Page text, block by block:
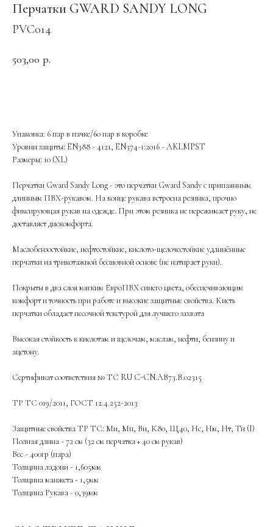
Перчатки GWARD SANDY LONG
PVC014
503,00 р.
Упаковка: 6 пар в пачке/60 пар в коробке
Уровни защиты: EN388 - 4121, EN374-1:2016 - AKLMPST
Размеры: 10 (XL)
Перчатки Gward Sandy Long - это перчатки Gward Sandy с припаянным
длинным ПВХ-рукавом. На конце рукава встроена резинка, прочно
фиксирующая рукав на одежде. При этом резинка не пережимает руку, не
доставляет дискомфорта.
Маслобензостойкие, нефтестойкие, кислото-щелочестойкие удлинённые
перчатки на трикотажной бесшовной основе (не натирает руки).
Покрыты в два слоя мягким ЕвроПВХ синего цвета, обеспечивающим
комфорт и точность при работе и высокие защитные свойства. Кисть
перчатки обладает песочной текстурой для лучшего захвата
Высокая стойкость к кислотам и щелочам, маслам, нефти, бензину и
ацетону.
Сертификат соответствия № ТС RU C-CN.АВ73.В.02315
ТР ТС 019/2011, ГОСТ 12.4.252-2013
Защитные свойства ТР ТС: Ми, Мп, Вн, К80, Щ40, Нс, Нм, Нт, Тн (I)
Полная длина - 72 см (32 см перчатка + 40 см рукав)
Вес - 400гр (пара)
Толщина ладони - 1,605мм
Толщина манжета - 1,5мм
Толщина Рукава - 0,39мм